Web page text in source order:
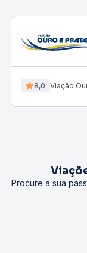
8,0 Viação
Procure a sua